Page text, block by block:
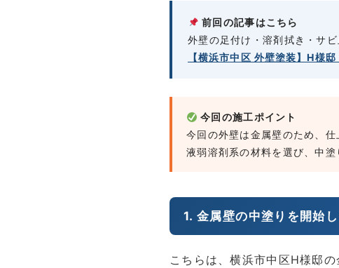
前回の記事はこちら
外壁の足付け・溶剤拭き・サ
【横浜市中区 外壁塗装】H様
今回の施工ポイント
今回の外壁は金属壁のため、仕
液弱溶剤系の材料を選び、中
1. 金属壁の中塗りを開始
こちらは、横浜市中区H様邸